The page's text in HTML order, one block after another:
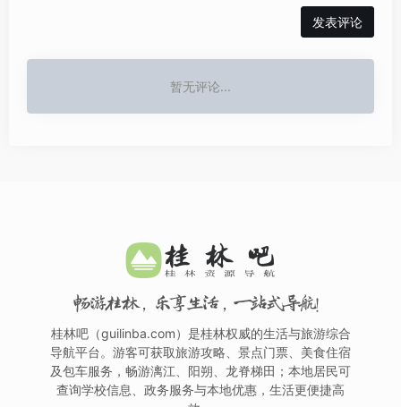
发表评论
暂无评论...
畅游桂林，乐享生活，一站式导航！
桂林吧（guilinba.com）是桂林权威的生活与旅游综合
导航平台。游客可获取旅游攻略、景点门票、美食住宿
及包车服务，畅游漓江、阳朔、龙脊梯田；本地居民可
查询学校信息、政务服务与本地优惠，生活更便捷高